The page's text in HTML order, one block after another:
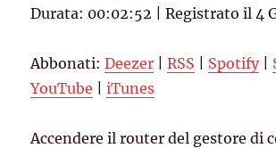
Deezer RSS
YouTube iTunes
RSS FEED
SHARE
EMBED
Durata: 00:02:52 |Registrato il 4
Abbonati:Deezer |RSS Spotify|
YouTube |iTunes
Accendere il router del gestore di